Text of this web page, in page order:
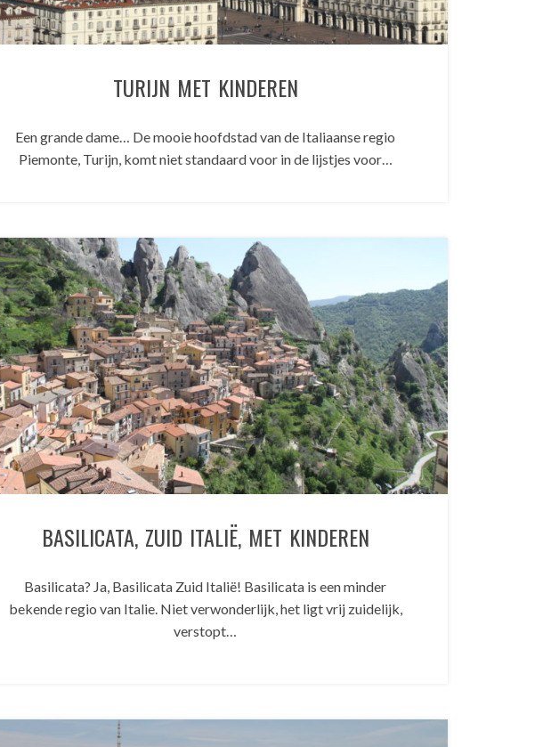
TURIJN MET KINDEREN
Een grande dame… De mooie hoofdstad van de Italiaanse regio
Piemonte, Turijn, komt niet standaard voor in de lijstjes voor…
BASILICATA, ZUID ITALIË, MET KINDEREN
Basilicata? Ja, Basilicata Zuid Italië! Basilicata is een minder
bekende regio van Italie. Niet verwonderlijk, het ligt vrij zuidelijk,
verstopt…